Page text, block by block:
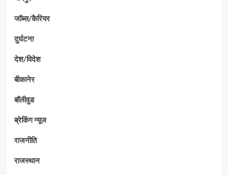
जॉब्स/कैरियर
दुर्घटना
देश/विदेश
बीकानेर
बॉलीवुड
ब्रेकिंग न्यूज
राजनीति
राजस्थान